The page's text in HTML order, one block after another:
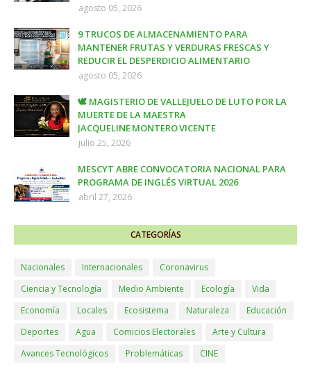
agosto 05, 2026
9 TRUCOS DE ALMACENAMIENTO PARA
MANTENER FRUTAS Y VERDURAS FRESCAS Y
REDUCIR EL DESPERDICIO ALIMENTARIO
agosto 05, 2026
🕊️ MAGISTERIO DE VALLEJUELO DE LUTO POR LA
MUERTE DE LA MAESTRA
JACQUELINE MONTERO VICENTE
julio 25, 2026
MESCYT ABRE CONVOCATORIA NACIONAL PARA
PROGRAMA DE INGLÉS VIRTUAL 2026
abril 27, 2026
CATEGORÍAS
Nacionales Internacionales
Coronavirus
Ciencia y Tecnología
Medio Ambiente Ecología
Vida
Economía
Locales Ecosistema Naturaleza
Educación
Deportes
Agua Comicios Electorales
Arte y Cultura
Avances Tecnológicos
Problemáticas CINE